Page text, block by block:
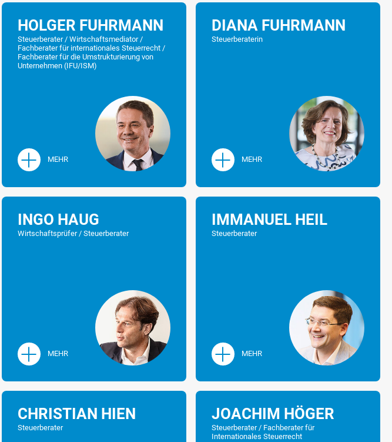
HOLGER FUHRMANN
Steuerberater / Wirtschaftsmediator /
Fachberater für internationales Steuerrecht /
Fachberater für die Umstrukturierung von
Unternehmen (IFU/ISM)
MEHR
DIANA FUHRMANN
Steuerberaterin
MEHR
INGO HAUG
Wirtschaftsprüfer / Steuerberater
MEHR
IMMANUEL HEIL
Steuerberater
MEHR
CHRISTIAN HIEN
Steuerberater
JOACHIM HÖGER
Steuerberater / Fachberater für
Internationales Steuerrecht
LEBENSLAUF
1998-2003
Studium der Rechtswissenschaften,
Westfälische Wilhelms-Universität-Münster
Bestellung zum Steuerberater
Partner
STANDORT